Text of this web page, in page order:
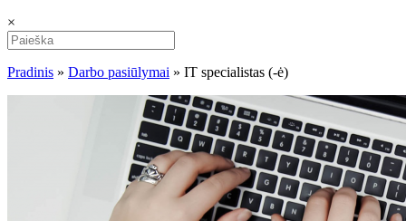
×
Pradinis » Darbo pasiūlymai » IT specialistas (-ė)